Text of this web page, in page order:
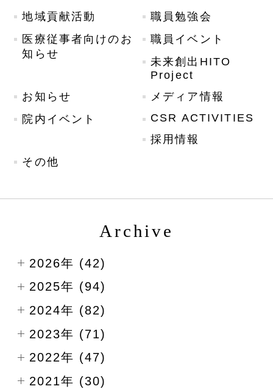
地域貢献活動
職員勉強会
医療従事者向けのお
知らせ
職員イベント
未来創出HITO
Project
お知らせ
メディア情報
院内イベント
CSR ACTIVITIES
採用情報
その他
Archive
2026年 (42)
2025年 (94)
2024年 (82)
2023年 (71)
2022年 (47)
2021年 (30)